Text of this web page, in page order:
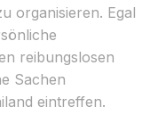
organisieren. Egal
reibungslosen
Sachen
eintreffen.